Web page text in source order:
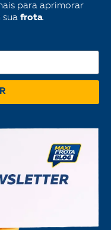
para aprimorar
sua frota.